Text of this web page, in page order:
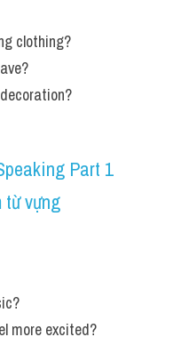
clothing?
Part 1
từ vựng​
more excited?